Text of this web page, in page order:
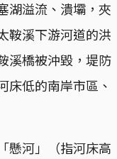
湖溢流、潰壩，夾
鞍溪下游河道的洪
溪橋被沖毀，堤防
床低的南岸市區、
懸河」（指河床高